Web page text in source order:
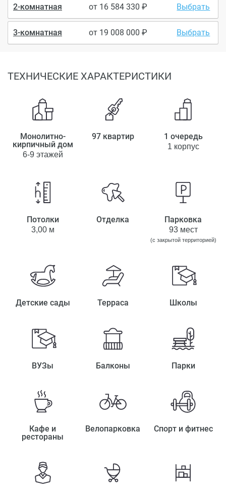
2-комнатная от 16 584 330 Выбрать
3-комнатная от 19 008 000 Выбрать
ТЕХНИЧЕСКИЕ ХАРАКТЕРИСТИКИ
Монолитно-
кирпичный дом
6-9 этажей
97 квартир 1 очередь
1 корпус
Потолки
3,00 м
Отделка Парковка
93 мест
(с закрытой территорией)
Детские сады Терраса Школы
ВУЗы Балконы Парки
Кафе и
рестораны
Велопарковка Спорт и фитнес